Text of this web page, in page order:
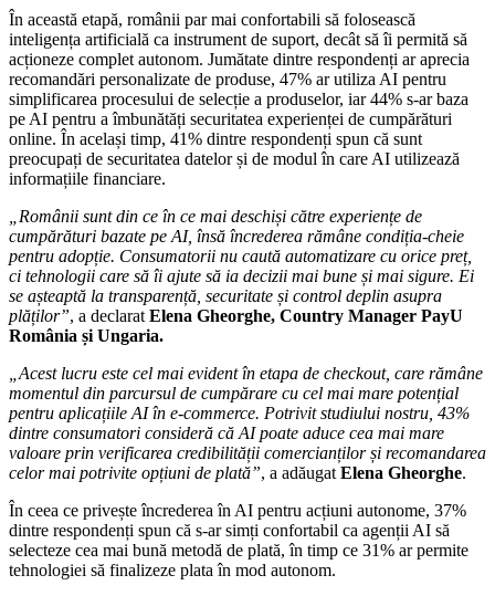
În această etapă, românii par mai confortabili să folosească
inteligența artificială ca instrument de suport, decât să îi permită să
acționeze complet autonom. Jumătate dintre respondenți ar aprecia
recomandări personalizate de produse, 47% ar utiliza AI pentru
simplificarea procesului de selecție a produselor, iar 44% s-ar baza
pe AI pentru a îmbunătăți securitatea experienței de cumpărături
online. În același timp, 41% dintre respondenți spun că sunt
preocupați de securitatea datelor și de modul în care AI utilizează
informațiile financiare.
„Românii sunt din ce în ce mai deschiși către experiențe de
cumpărături bazate pe AI, însă încrederea rămâne condiția-cheie
pentru adopție. Consumatorii nu caută automatizare cu orice preț,
ci tehnologii care să îi ajute să ia decizii mai bune și mai sigure. Ei
se așteaptă la transparență, securitate și control deplin asupra
plăților”, a declarat Elena Gheorghe, Country Manager PayU
România și Ungaria.
„Acest lucru este cel mai evident în etapa de checkout, care rămâne
momentul din parcursul de cumpărare cu cel mai mare potențial
pentru aplicațiile AI în e-commerce. Potrivit studiului nostru, 43%
dintre consumatori consideră că AI poate aduce cea mai mare
valoare prin verificarea credibilității comercianților și recomandarea
celor mai potrivite opțiuni de plată”, a adăugat Elena Gheorghe.
În ceea ce privește încrederea în AI pentru acțiuni autonome, 37%
dintre respondenți spun că s-ar simți confortabil ca agenții AI să
selecteze cea mai bună metodă de plată, în timp ce 31% ar permite
tehnologiei să finalizeze plata în mod autonom.